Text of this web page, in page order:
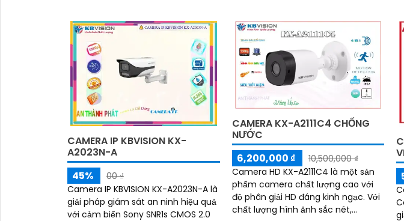
CAMERA IP KBVISION KX-
A2023N-A
45%
00 ₫
Camera IP KBVISION KX-A2023N-A là
giải pháp giám sát an ninh hiệu quả
với cảm biến Sony SNR1s CMOS 2.0
CAMERA KX-A2111C4 CHỐNG
NƯỚC
6,200,000 ₫
10,500,000 ₫
Camera HD KX-A2111C4 là một sản
phẩm camera chất lượng cao với
độ phân giải HD đáng kinh ngạc. Với
chất lượng hình ảnh sắc nét,